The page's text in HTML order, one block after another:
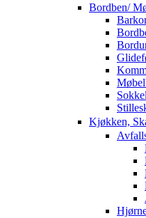
Bordben/
Kjøkken,